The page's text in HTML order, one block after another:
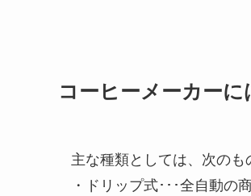
コーヒーメーカー
主な種類としては、次のも
・ドリップ式･･･全自動